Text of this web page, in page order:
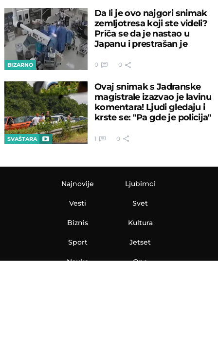
BIZARNO
Da li je ovo najgori snimak
zemljotresa koji ste videli?
Priča se da je nastao u
Japanu i prestrašan je
0 0
SVAŠTARA
Ovaj snimak s Jadranske
magistrale izazvao je lavinu
komentara! Ljudi gledaju i
krste se: "Pa gde je policija"
1 0
Najnovije
Vesti
Biznis
Sport
Nauka
Ljubimci
Svet
Kultura
Jetset
Ona